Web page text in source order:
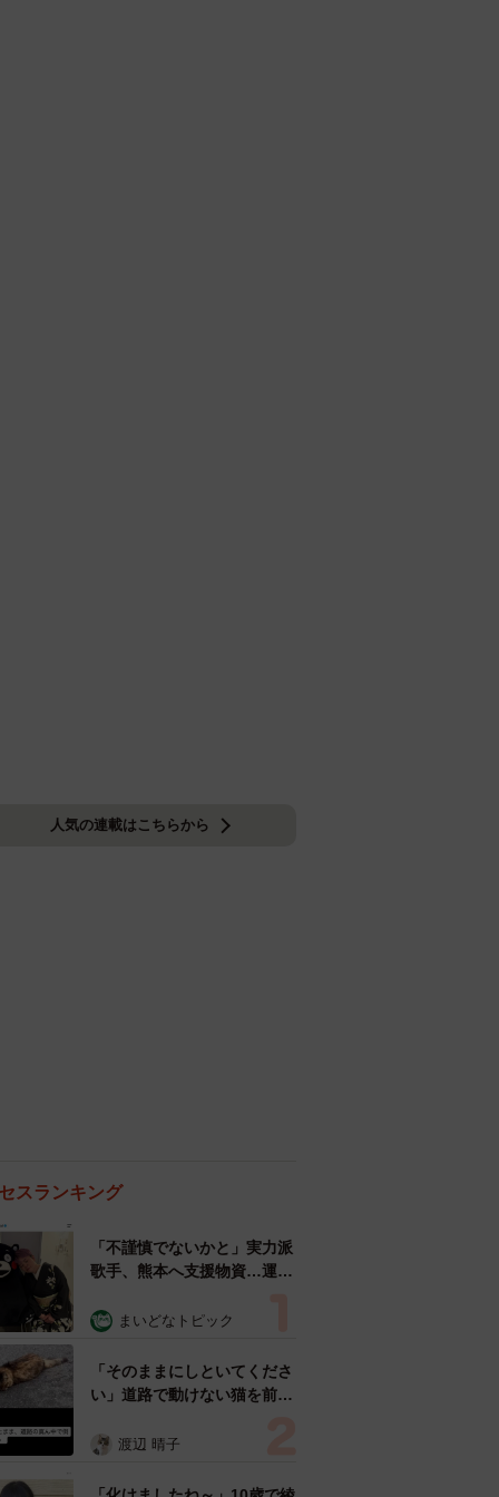
人気の連載はこちらから
スランキング
「不謹慎でないかと」実力派
歌手、熊本へ支援物資…運搬
めらい 「痛いほど伝わる」
まいどなトピック
「そのままにしといてくださ
い」道路で動けない猫を前に
ようとした4日間 「命の重
表の訴え
渡辺 晴子